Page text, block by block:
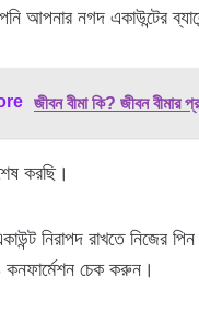
আপনার নগদ একাউন্টের
জীবন বীমা কি? জীবন বীমার
করছি।
নিরাপদ রাখতে নিজের
চেক করুন।